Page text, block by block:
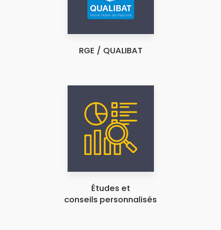
RGE / QUALIBAT
Études et
conseils personnalisés